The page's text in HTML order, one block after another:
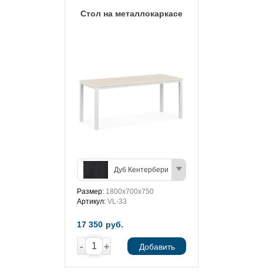
Стол на металлокаркасе
Дуб Кентербери
Размер: 1800х700х750
Артикул: VL-33
17 350 руб.
- + Добавить